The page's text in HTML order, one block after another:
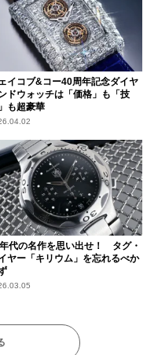
イコブ&コー40周年記念ダイヤ
ドウォッチは「価格」も「技
も超豪華
代の名作を思い出せ！ タグ・
ヤー「キリウム」を忘れるべか